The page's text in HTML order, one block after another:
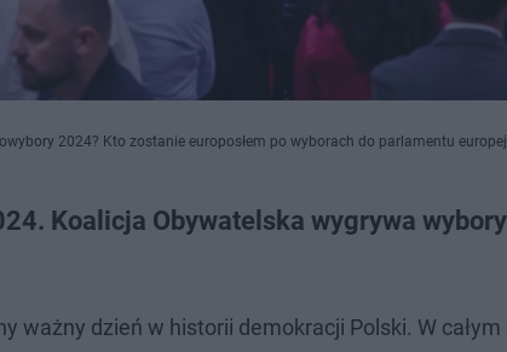
2024? Kto zostanie europosłem po wyborach do parlamentu
Koalicja Obywatelska wygrywa
ważny dzień w historii demokracji Polski. W całym